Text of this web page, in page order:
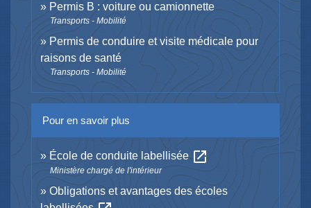
Permis B : voiture ou camionnette
Transports - Mobilité
Permis de conduire et visite médicale pour
raisons de santé
Transports - Mobilité
Pour en savoir plus
École de conduite labelliséeopen_in_new
Ministère chargé de l'intérieur
Obligations et avantages des écoles